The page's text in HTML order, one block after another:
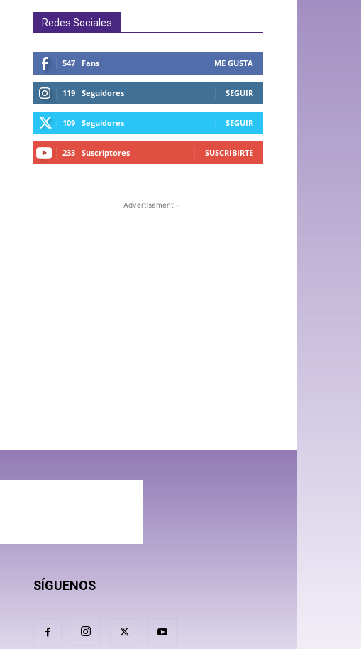
Redes Sociales
547 Fans ME GUSTA
119 Seguidores SEGUIR
109 Seguidores SEGUIR
233 Suscriptores SUSCRIBIRTE
- Advertisement -
SÍGUENOS